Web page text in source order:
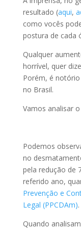
resultado (aqui,
como vocês
postura de cada
Qualquer
horrível, quer
Porém, é
no Brasil.
Vamos analisar
Podemos
no
pela redução de
referido ano,
Prevenção e
Legal (PPCDAm).
Quando